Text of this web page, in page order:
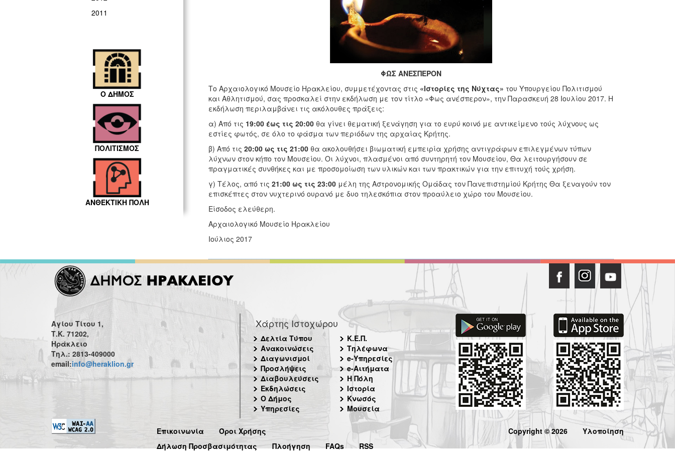
2011
Ο ΔΗΜΟΣ
ΠΟΛΙΤΙΣΜΟΣ
ΑΝΘΕΚΤΙΚΗ ΠΟΛΗ
ΦΩΣ ΑΝΕΣΠΕΡΟΝ
Το Αρχαιολογικό Μουσείο Ηρακλείου, συμμετέχοντας στις «Ιστορίες της Νύχτας» του Υπουργείου Πολιτισμού
και Αθλητισμού, σας προσκαλεί στην εκδήλωση με τον τίτλο «Φως ανέσπερον», την Παρασκευή 28 Ιουλίου 2017. Η
εκδήλωση περιλαμβάνει τις ακόλουθες πράξεις:
α) Από τις 19:00 έως τις 20:00 θα γίνει θεματική ξενάγηση για το ευρύ κοινό με αντικείμενο τούς λύχνους ως
εστίες φωτός, σε όλο το φάσμα των περιόδων της αρχαίας Κρήτης.
β) Από τις 20:00 ως τις 21:00θα ακολουθήσει βιωματική εμπειρία χρήσης αντιγράφων επιλεγμένων τύπων
λύχνων στον κήπο τον Μουσείου. Οι λύχνοι, πλασμένοι από συντηρητή τον Μουσείου, Θα λειτουργήσουν σε
πραγματικές συνθήκες και με προσομοίωση των υλικών και των πρακτικών για την επιτυχή τούς χρήση.
γ) Τέλος, από τις 21:00 ως τις 23:00μέλη της Αστρονομικής Ομάδας τον Πανεπιστημίού Κρήτης Θα ξεναγούν τον
επισκέπτες στον νυχτερινό ουρανό με δυο τηλεσκόπια στον προαύλειο χώρο του Μουσείου.
Είσοδος ελεύθερη.
Αρχαιολογικό Μουσείο Ηρακλείου
Ιούλιος 2017
Αγίου Τίτου 1,
Τ.Κ. 71202,
Ηράκλειο
Τηλ.: 2813-409000
email:info@heraklion.gr
Χάρτης Ιστοχώρου
Δελτία Τύπου
Ανακοινώσεις
Διαγωνισμοί
Προσλήψεις
Διαβουλεύσεις
Εκδηλώσεις
Ο Δήμος
Υπηρεσίες
Κ.Ε.Π.
Τηλέφωνα
e-Υπηρεσίες
e-Αιτήματα
Η Πόλη
Ιστορία
Κνωσός
Μουσεία
Επικοινωνία
Όροι Χρήσης
Δήλωση Προσβασιμότητας
Πλοήγηση FAQs RSS
Copyright © 2026 Υλοποίηση